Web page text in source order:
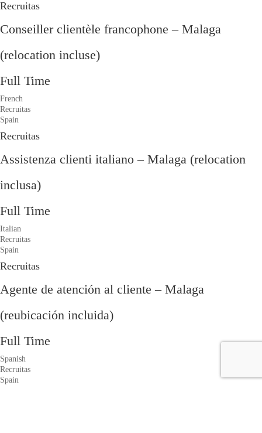
Recruitas
Conseiller clientèle francophone – Malaga
(relocation incluse)
Full Time
French
Recruitas
Spain
Recruitas
Assistenza clienti italiano – Malaga (relocation
inclusa)
Full Time
Italian
Recruitas
Spain
Recruitas
Agente de atención al cliente – Malaga
(reubicación incluida)
Full Time
Spanish
Recruitas
Spain